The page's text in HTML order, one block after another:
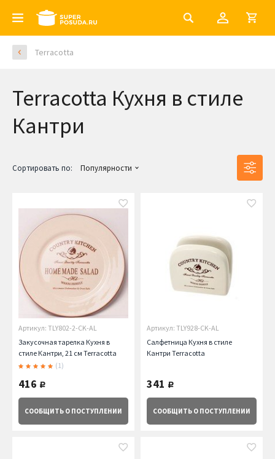
Terracotta
Terracotta Кухня в стиле
Кантри
Сортировать по: Популярности
Артикул: TLY802-2-CK-AL
Закусочная тарелка Кухня в
стиле Кантри, 21 см Terracotta
(1)
416 руб.
СООБЩИТЬ О ПОСТУПЛЕНИИ
Артикул: TLY928-CK-AL
Салфетница Кухня в стиле
Кантри Terracotta
341 руб.
СООБЩИТЬ О ПОСТУПЛЕНИИ